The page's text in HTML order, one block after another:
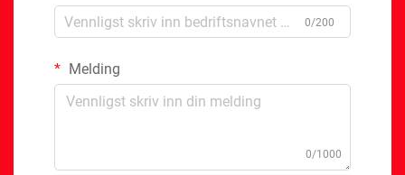
0/200
Melding
0/1000